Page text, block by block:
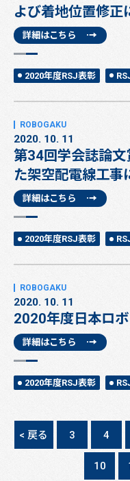
よび着地位置修正
詳細はこちら
2020年度RSJ表彰
2020. 10. 11
第34回学会誌論文
た架空配電線工事
詳細はこちら
2020年度RSJ表彰
2020. 10. 11
2020年度日本ロ
詳細はこちら
2020年度RSJ表彰
< 戻る 3 4
10